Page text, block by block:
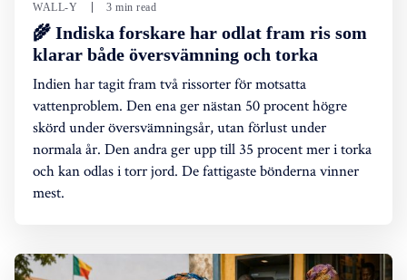
WALL-Y 3 min read
🌾 Indiska forskare har odlat fram ris som
klarar både översvämning och torka
Indien har tagit fram två rissorter för motsatta
vattenproblem. Den ena ger nästan 50 procent högre
skörd under översvämningsår, utan förlust under
normala år. Den andra ger upp till 35 procent mer i torka
och kan odlas i torr jord. De fattigaste bönderna vinner
mest.